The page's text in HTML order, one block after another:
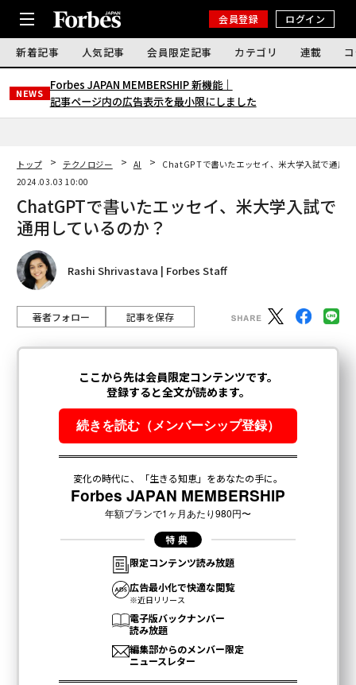
会員登録 ログイン
新着記事 人気記事 会員限定記事 カテゴリ 連載
NEWS
Forbes JAPAN MEMBERSHIP 新機能｜
記事ページ内の広告表示を最小限にしました
トップ テクノロジー AI
ChatGPTで書いたエッセイ、米大学入試で通用
2024.03.03 10:00
ChatGPTで書いたエッセイ、米大学入試で
通用しているのか？
Rashi Shrivastava | Forbes Staff
著者フォロー 記事を保存